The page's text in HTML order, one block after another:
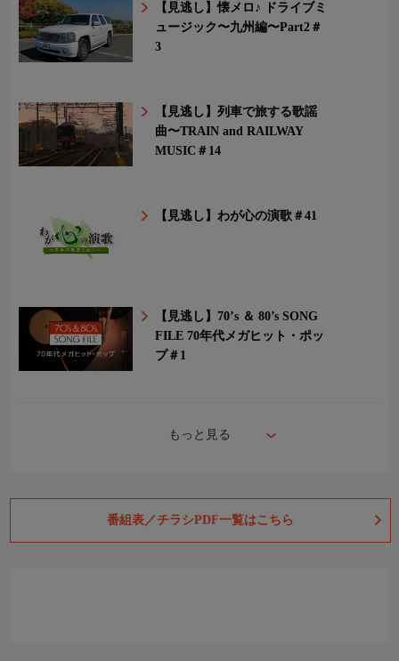
【見逃し】懐メロ♪ ドライブミ
ュージック〜九州編〜Part2＃
3
【見逃し】列車で旅する歌謡
曲〜TRAIN and RAILWAY
MUSIC＃14
【見逃し】わが心の演歌＃41
【見逃し】70’s ＆ 80’s SONG
FILE 70年代メガヒット・ポッ
プ＃1
もっと見る
番組表／チラシPDF一覧はこちら